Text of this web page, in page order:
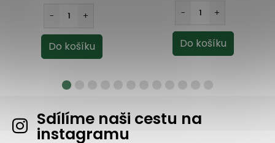
Sdílíme naši cestu na
instagramu